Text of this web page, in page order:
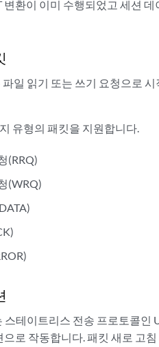
변환이 이미 수행되었고 세션
파일 읽기 또는 쓰기 요청으로
유형의 패킷을 지원합니다.
(RRQ)
(WRQ)
스테이트리스 전송 프로토콜인
으로 작동합니다. 패킷 새로 고